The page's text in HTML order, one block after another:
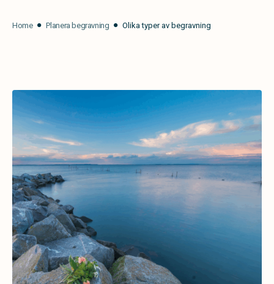
Home Planera begravning Olika typer av begravning